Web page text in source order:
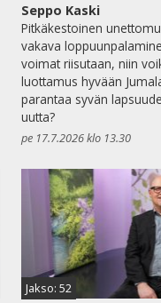
Seppo Kaski
Pitkäkestoinen
vakava
voimat riisutaan, niin
luottamus hyvään
parantaa syvän
uutta?
pe 17.7.2026 klo 13.30
Jakso: 52